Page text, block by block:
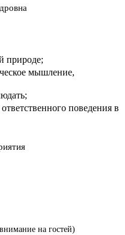
природе;
мышление,
поведения в
на гостей)